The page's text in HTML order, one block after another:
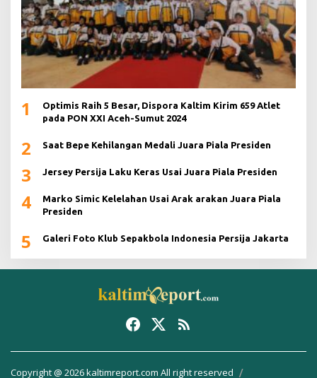
1
Optimis Raih 5 Besar, Dispora Kaltim Kirim 659 Atlet
pada PON XXI Aceh-Sumut 2024
2 Saat Bepe Kehilangan Medali Juara Piala Presiden
3 Jersey Persija Laku Keras Usai Juara Piala Presiden
4
Marko Simic Kelelahan Usai Arak arakan Juara Piala
Presiden
5 Galeri Foto Klub Sepakbola Indonesia Persija Jakarta
Copyright @ 2026 kaltimreport.com All right reserved